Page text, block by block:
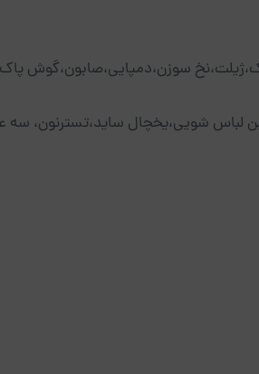
سوزن،دمپایی،صابون،گوش
لباس شویی،یخچال ساید،تسترنون،